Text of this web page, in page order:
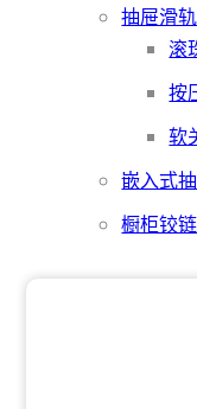
抽屉滑轨
滚
按
软
嵌入式
橱柜铰链